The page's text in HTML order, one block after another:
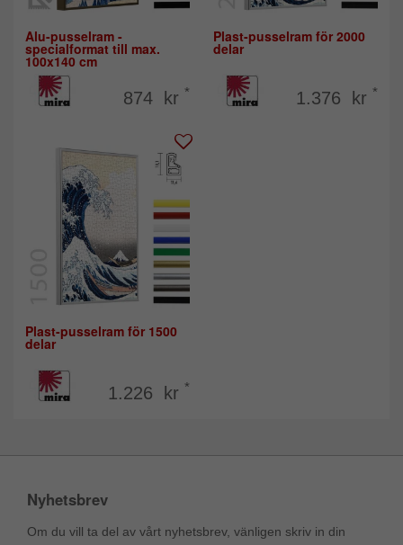
Alu-pusselram -
specialformat till max.
100x140 cm
874 kr *
Plast-pusselram för 2000
delar
1.376 kr *
Plast-pusselram för 1500
delar
1.226 kr *
Nyhetsbrev
Om du vill ta del av vårt nyhetsbrev, vänligen skriv in din